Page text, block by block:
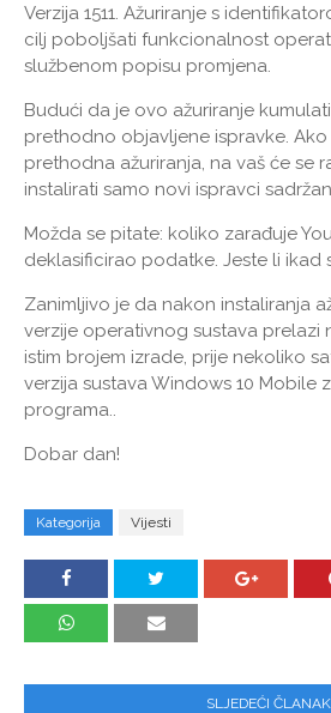
Verzija 1511. Ažuriranje s
cilj poboljšati funkcionalnost
službenom popisu promjena.
Budući da je ovo ažuriranje
prethodno objavljene ispravke. Ako
prethodna ažuriranja, na vaš će se
instalirati samo novi ispravci
Možda se pitate: koliko zarađuje
deklasificirao podatke. Jeste li ikad
Zanimljivo je da nakon instaliranja
verzije operativnog sustava prelazi
istim brojem izrade, prije nekoliko
verzija sustava Windows 10 Mobile
programa..
Dobar dan!
Kategorija Vijesti
SLJEDEĆI ČLANAK